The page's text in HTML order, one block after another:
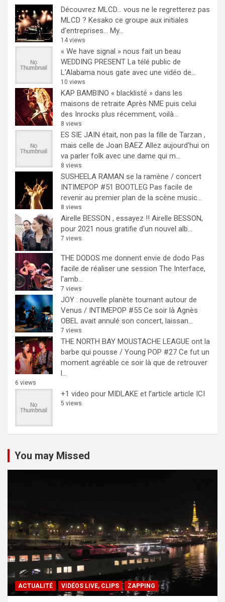
Découvrez MLCD… vous ne le regretterez pas
MLCD ? Kesako ce groupe aux initiales
d’entreprises… My...
14 views
« We have signal » nous fait un beau
WEDDING PRESENT La télé public de
L'Alabama nous gate avec une vidéo de...
10 views
KAP BAMBINO « blacklisté » dans les
maisons de retraite Après NME puis celui
des Inrocks plus récemment, voilà...
8 views
ES SIE JAIN était, non pas la fille de Tarzan ,
mais celle de Joan BAEZ Allez aujourd'hui on
va parler folk avec une dame qui m...
8 views
SUSHEELA RAMAN se la ramène / concert
INTIMEPOP #51 BOOTLEG Pas facile de
revenir au premier plan de la scène music...
8 views
Airelle BESSON , essayez !! Airelle BESSON,
pour 2021 nous gratifie d'un nouvel alb...
7 views
THE DODOS me donnent envie de dodo Pas
facile de réaliser une session The Interface,
l'amb...
7 views
JOY : nouvelle planète tournant autour de
Venus / INTIMEPOP #55 Ce soir là Agnès
OBEL avait annulé son concert, laissan...
7 views
THE NORTH BAY MOUSTACHE LEAGUE ont la
barbe qui pousse / Young POP #27 Ce fut un
moment agréable ce soir là que de retrouver
l...
6 views
+1 video pour MIDLAKE et l’article article ICI
5 views
You may Missed
ACTUALITÉ VIDÉOS LIVE, CLIPS ZAPPING